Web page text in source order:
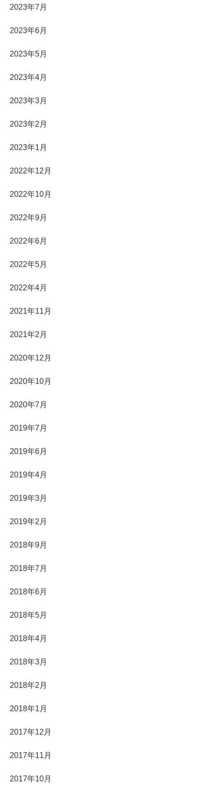
2023年7月
2023年6月
2023年5月
2023年4月
2023年3月
2023年2月
2023年1月
2022年12月
2022年10月
2022年9月
2022年6月
2022年5月
2022年4月
2021年11月
2021年2月
2020年12月
2020年10月
2020年7月
2019年7月
2019年6月
2019年4月
2019年3月
2019年2月
2018年9月
2018年7月
2018年6月
2018年5月
2018年4月
2018年3月
2018年2月
2018年1月
2017年12月
2017年11月
2017年10月